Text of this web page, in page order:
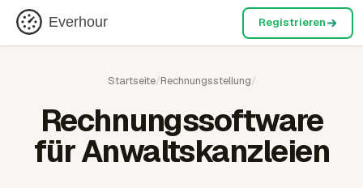
Everhour Registrieren
Startseite/Rechnungsstellung/
Rechnungssoftware
für Anwaltskanzleien